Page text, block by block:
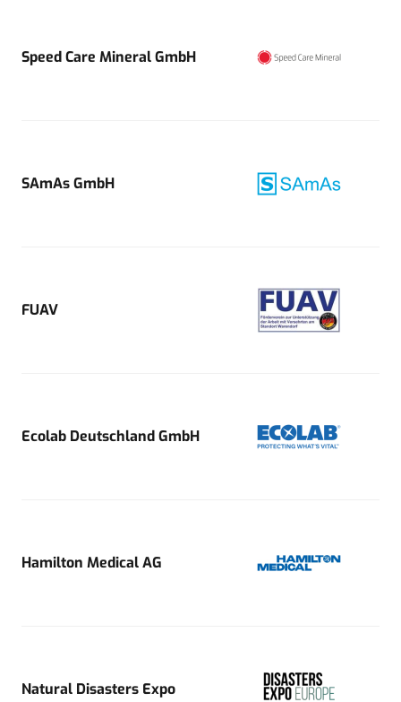
Speed Care Mineral GmbH
SAmAs GmbH
FUAV
Ecolab Deutschland GmbH
Hamilton Medical AG
Natural Disasters Expo